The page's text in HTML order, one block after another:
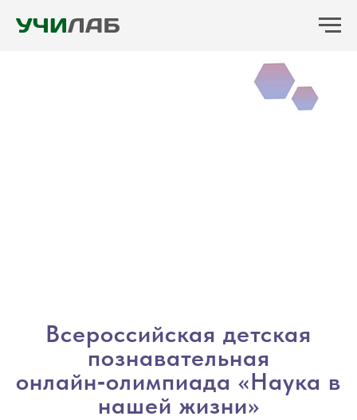
Всероссийская детская
познавательная
онлайн‑олимпиада «Наука в
нашей жизни»